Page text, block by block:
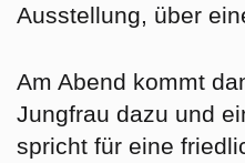
Ausstellung, über
Am Abend kommt
Jungfrau dazu und
spricht für eine